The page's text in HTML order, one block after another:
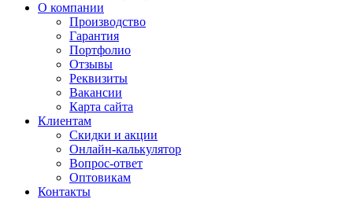
О компании
Производство
Гарантия
Портфолио
Отзывы
Реквизиты
Вакансии
Карта сайта
Клиентам
Скидки и акции
Онлайн-калькулятор
Вопрос-ответ
Оптовикам
Контакты